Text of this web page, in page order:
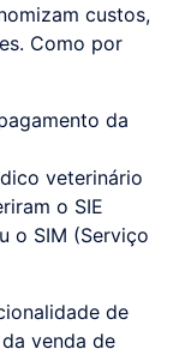
custos,
Como por
da
veterinário
o SIE
o SIM (Serviço
de
venda de